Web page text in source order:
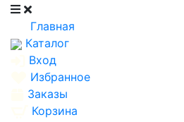
Главная
Каталог
Вход
Избранное
Заказы
Корзина